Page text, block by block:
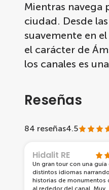
Mientras navega
ciudad. Desde
suavemente en
el carácter de
los canales es
Reseñas
84 reseñas4.5
Hidalit RE
Un gran tour con una guía
distintos idiomas
historias de monumentos
al rededor del canal. Muy